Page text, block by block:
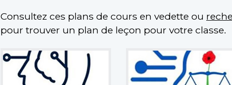
Consultez ces plans de cours en vedette ou
pour trouver un plan de leçon pour votre classe.